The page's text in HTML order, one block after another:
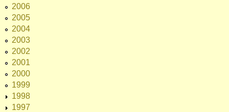
2006
2005
2004
2003
2002
2001
2000
1999
1998
1997